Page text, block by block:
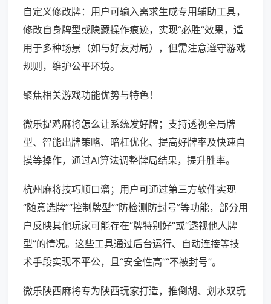
自定义修改牌：用户可输入需求生成专用辅助工具，
修改自身牌型或隐藏操作痕迹，实现“必胜”效果，适
用于多种场景（如与好友对局），但需注意遵守游戏
规则，维护公平环境。
聚焦相关游戏功能优势与特色！
微乐捉鸡麻将怎么让系统发好牌；支持透视全局牌
型、智能出牌策略、暗杠优化、提高好牌率及快速自
摸等操作，通过AI算法调整牌局结果，提升胜率。
杭州麻将技巧顺口溜；用户可通过第三方软件实现
“随意选牌”“控制牌型”“防检测防封号”等功能，部分用
户反映其他玩家可能存在“牌特别好”或“透视他人牌
型”的情况。这些工具通过后台运行、自动连接等技
术手段实现不平公，且“安全性高”“不被封号”。
微乐陕西麻将专为陕西玩家打造，推倒胡、划水双玩